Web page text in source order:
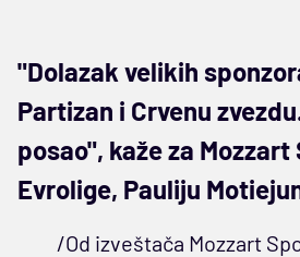
"Dolazak velikih
Partizan i Crvenu
posao", kaže za
Evrolige, Pauliju
/Od izveštača Mozzart